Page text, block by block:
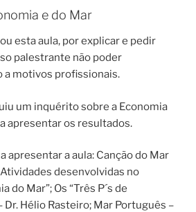
e do Mar
esta aula, por explicar e pedir
palestrante não poder
a motivos profissionais.
um inquérito sobre a Economia
apresentar os resultados.
apresentar a aula: Canção do Mar
desenvolvidas no
do Mar”; Os “Três P´s de
Dr. Hélio Rasteiro; Mar Português –